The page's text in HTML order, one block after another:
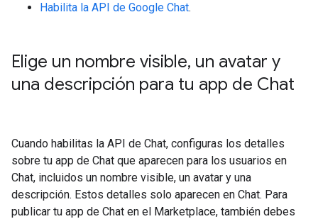
Habilita la API de Google Chat.
Elige un nombre visible, un avatar y
una descripción para tu app de Chat
Cuando habilitas la API de Chat, configuras los detalles
sobre tu app de Chat que aparecen para los usuarios en
Chat, incluidos un nombre visible, un avatar y una
descripción. Estos detalles solo aparecen en Chat. Para
publicar tu app de Chat en el Marketplace, también debes